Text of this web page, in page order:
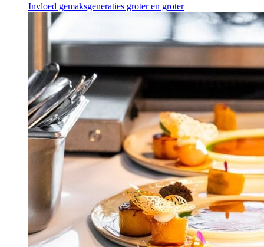
Invloed gemaksgeneraties groter en groter